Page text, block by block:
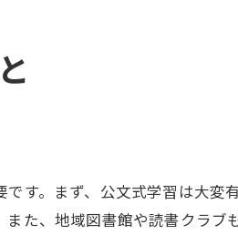
す。まず、公文式学習は大変
た、地域図書館や読書クラブ